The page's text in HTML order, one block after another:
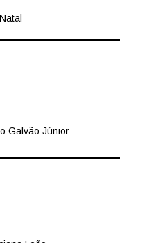
Galvão Júnior